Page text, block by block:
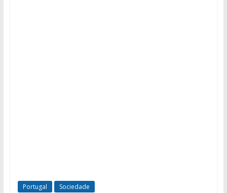
Portugal Sociedade